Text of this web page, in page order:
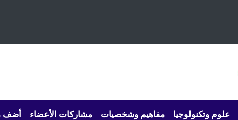
علوم وتكنولوجيا مفاهيم وشخصيات مشاركات الأعضاء أضف